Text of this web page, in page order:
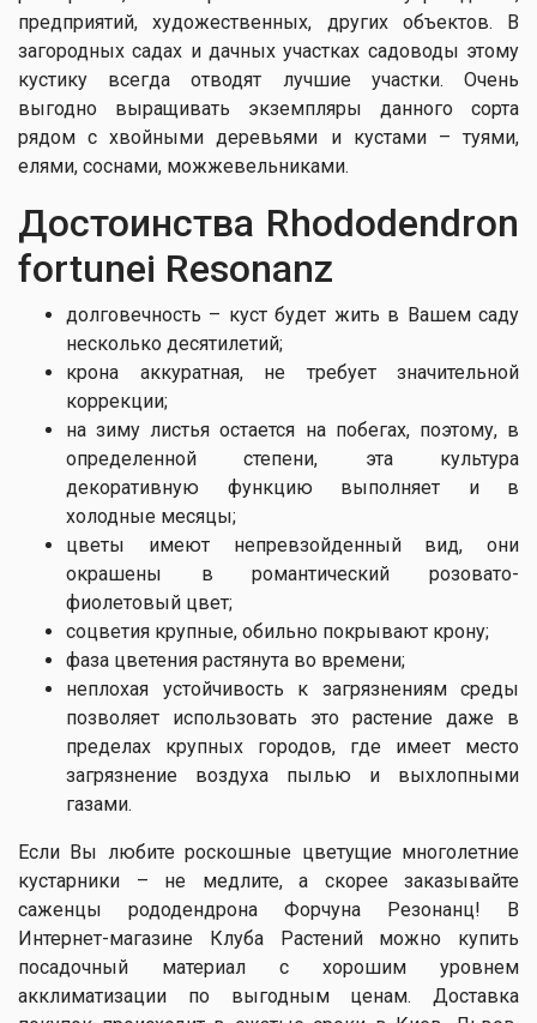
предприятий, художественных, других объектов. В
загородных садах и дачных участках садоводы этому
кустику всегда отводят лучшие участки. Очень
выгодно выращивать экземпляры данного сорта
рядом с хвойными деревьями и кустами – туями,
елями, соснами, можжевельниками.
Достоинства Rhododendron
fortunei Resonanz
долговечность – куст будет жить в Вашем саду
несколько десятилетий;
крона аккуратная, не требует значительной
коррекции;
на зиму листья остается на побегах, поэтому, в
определенной степени, эта культура
декоративную функцию выполняет и в
холодные месяцы;
цветы имеют непревзойденный вид, они
окрашены в романтический розовато-
фиолетовый цвет;
соцветия крупные, обильно покрывают крону;
фаза цветения растянута во времени;
неплохая устойчивость к загрязнениям среды
позволяет использовать это растение даже в
пределах крупных городов, где имеет место
загрязнение воздуха пылью и выхлопными
газами.
Если Вы любите роскошные цветущие многолетние
кустарники – не медлите, а скорее заказывайте
саженцы рододендрона Форчуна Резонанц! В
Интернет-магазине Клуба Растений можно купить
посадочный материал с хорошим уровнем
акклиматизации по выгодным ценам. Доставка